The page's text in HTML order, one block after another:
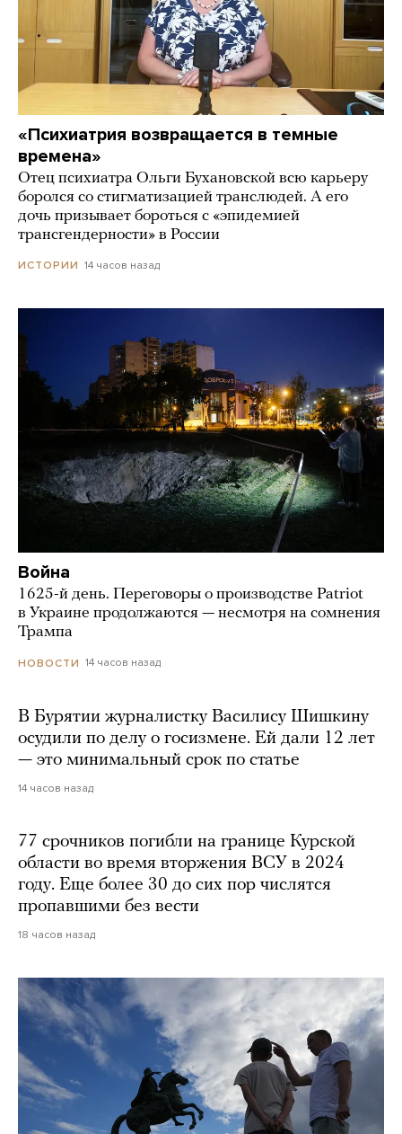
«Психиатрия возвращается в темные
времена»
Отец психиатра Ольги Бухановской всю карьеру
боролся со стигматизацией транслюдей. А его
дочь призывает бороться с «эпидемией
трансгендерности» в России
ИСТОРИИ 14 часов назад
Война
1625-й день. Переговоры о производстве Patriot
в Украине продолжаются — несмотря на сомнения
Трампа
НОВОСТИ 14 часов назад
В Бурятии журналистку Василису Шишкину
осудили по делу о госизмене. Ей дали 12 лет
— это минимальный срок по статье
14 часов назад
77 срочников погибли на границе Курской
области во время вторжения ВСУ в 2024
году. Еще более 30 до сих пор числятся
пропавшими без вести
18 часов назад